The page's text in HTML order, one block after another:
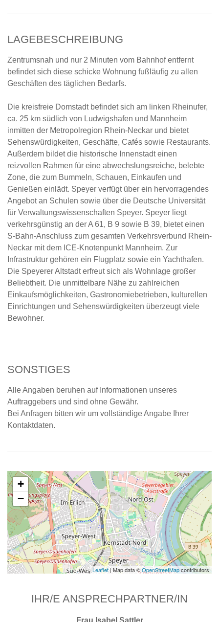
LAGEBESCHREIBUNG
Zentrumsnah und nur 2 Minuten vom Bahnhof entfernt
befindet sich diese schicke Wohnung fußläufig zu allen
Geschäften des täglichen Bedarfs.
Die kreisfreie Domstadt befindet sich am linken Rheinufer,
ca. 25 km südlich von Ludwigshafen und Mannheim
inmitten der Metropolregion Rhein-Neckar und bietet
Sehenswürdigkeiten, Geschäfte, Cafés sowie Restaurants.
Außerdem bildet die historische Innenstadt einen
reizvollen Rahmen für eine abwechslungsreiche, belebte
Zone, die zum Bummeln, Schauen, Einkaufen und
Genießen einlädt. Speyer verfügt über ein hervorragendes
Angebot an Schulen sowie über die Deutsche Universität
für Verwaltungswissenschaften Speyer. Speyer liegt
verkehrsgünstig an der A 61, B 9 sowie B 39, bietet einen
S-Bahn-Anschluss zum gesamten Verkehrsverbund Rhein-
Neckar mit dem ICE-Knotenpunkt Mannheim. Zur
Infrastruktur gehören ein Flugplatz sowie ein Yachthafen.
Die Speyerer Altstadt erfreut sich als Wohnlage großer
Beliebtheit. Die unmittelbare Nähe zu zahlreichen
Einkaufsmöglichkeiten, Gastronomiebetrieben, kulturellen
Einrichtungen und Sehenswürdigkeiten überzeugt viele
Bewohner.
SONSTIGES
Alle Angaben beruhen auf Informationen unseres
Auftraggebers und sind ohne Gewähr.
Bei Anfragen bitten wir um vollständige Angabe Ihrer
Kontaktdaten.
+
−
Leaflet| Map data ©OpenStreetMapcontributors
IHR/E ANSPRECHPARTNER/IN
Frau Isabel Sattler